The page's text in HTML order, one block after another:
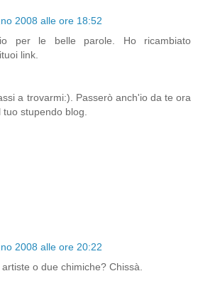
2008 alle ore 18:52
per le belle parole. Ho ricambiato
link.
a trovarmi:). Passerò anch'io da te ora
stupendo blog.
2008 alle ore 20:22
o due chimiche? Chissà.